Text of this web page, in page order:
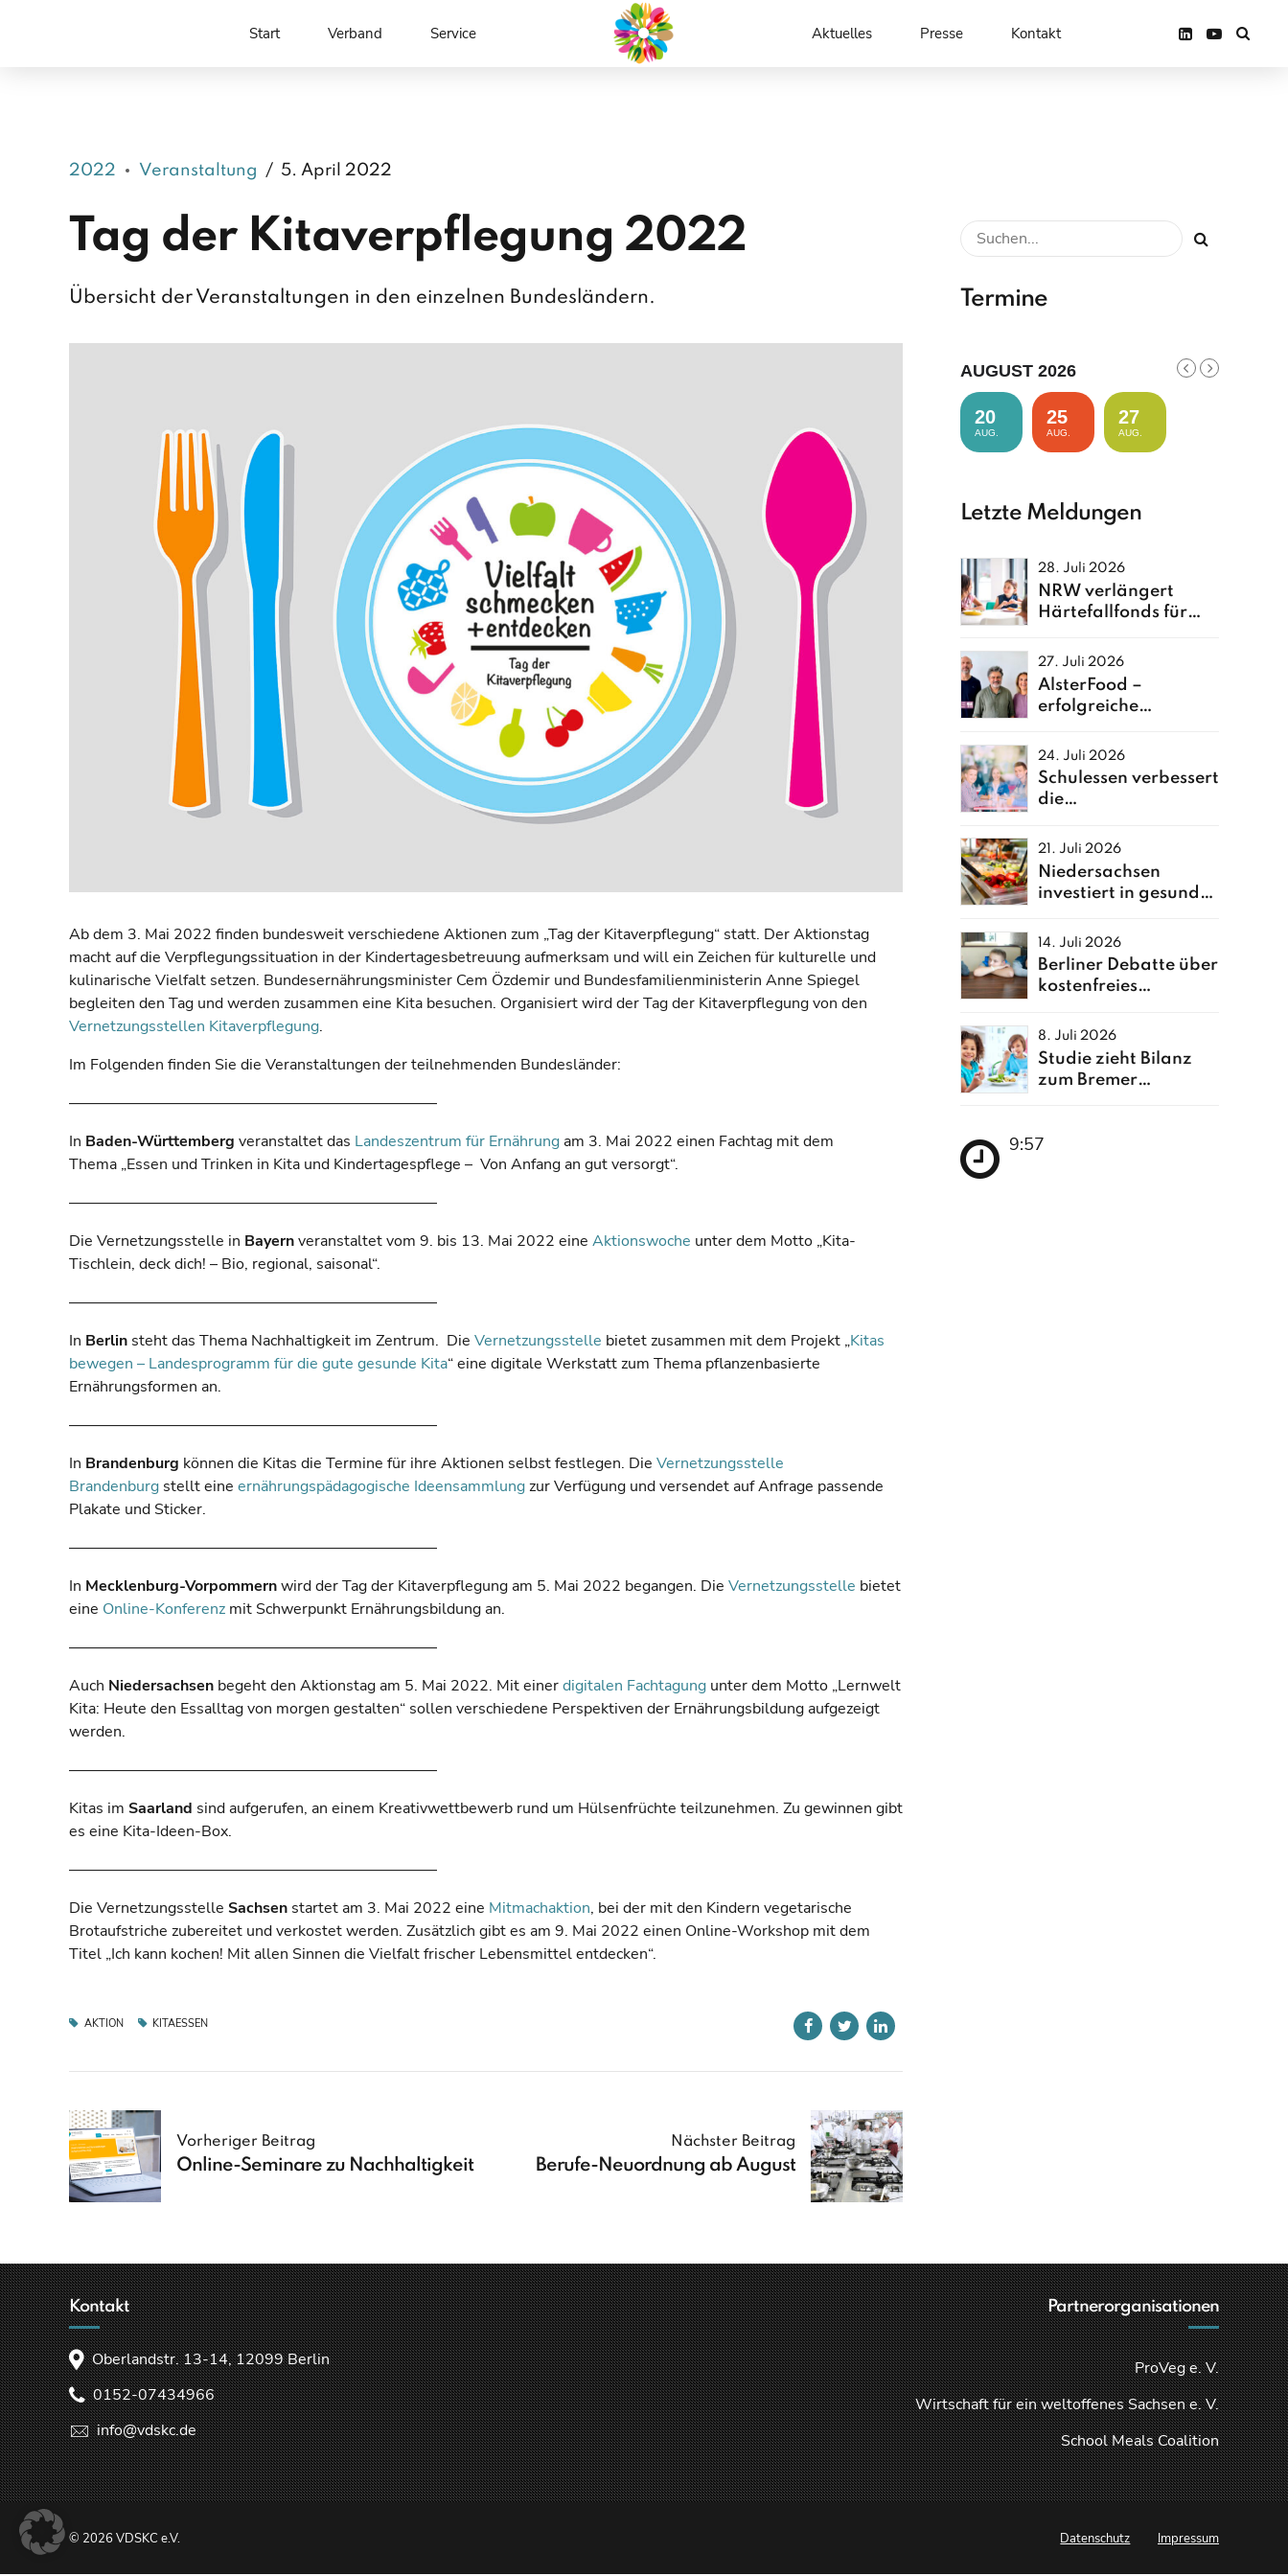
Start Verband Service Aktuelles Presse Kontakt
2022 Veranstaltung 5. April 2022
Tag der Kitaverpflegung 2022
Übersicht der Veranstaltungen in den einzelnen Bundesländern.
Ab dem 3. Mai 2022 finden bundesweit verschiedene Aktionen zum „Tag der Kitaverpflegung“ statt. Der Aktionstag
macht auf die Verpflegungssituation in der Kindertagesbetreuung aufmerksam und will ein Zeichen für kulturelle und
kulinarische Vielfalt setzen. Bundesernährungsminister Cem Özdemir und Bundesfamilienministerin Anne Spiegel
begleiten den Tag und werden zusammen eine Kita besuchen. Organisiert wird der Tag der Kitaverpflegung von den
Vernetzungsstellen Kitaverpflegung.
Im Folgenden finden Sie die Veranstaltungen der teilnehmenden Bundesländer:
––––––––––––––––––––––––––––––––––––––––––––––––
In Baden-Württemberg veranstaltet das Landeszentrum für Ernährungam 3. Mai 2022 einen Fachtag mit dem
Thema „Essen und Trinken in Kita und Kindertagespflege – Von Anfang an gut versorgt“.
––––––––––––––––––––––––––––––––––––––––––––––––
Die Vernetzungsstelle in Bayernveranstaltet vom 9. bis 13. Mai 2022 eine Aktionswoche unter dem Motto „Kita-
Tischlein, deck dich! – Bio, regional, saisonal“.
––––––––––––––––––––––––––––––––––––––––––––––––
In Berlin steht das Thema Nachhaltigkeit im Zentrum. Die Vernetzungsstelle bietet zusammen mit dem Projekt „Kitas
bewegen – Landesprogramm für die gute gesunde Kita“ eine digitale Werkstatt zum Thema pflanzenbasierte
Ernährungsformen an.
––––––––––––––––––––––––––––––––––––––––––––––––
In Brandenburg können die Kitas die Termine für ihre Aktionen selbst festlegen. Die Vernetzungsstelle
Brandenburg stellt eine ernährungspädagogische Ideensammlungzur Verfügung und versendet auf Anfrage passende
Plakate und Sticker.
––––––––––––––––––––––––––––––––––––––––––––––––
In Mecklenburg-Vorpommernwird der Tag der Kitaverpflegung am 5. Mai 2022 begangen. Die Vernetzungsstelle bietet
eine Online-Konferenz mit Schwerpunkt Ernährungsbildung an.
––––––––––––––––––––––––––––––––––––––––––––––––
Auch Niedersachsen begeht den Aktionstag am 5. Mai 2022. Mit einerdigitalen Fachtagung unter dem Motto „Lernwelt
Kita: Heute den Essalltag von morgen gestalten“ sollen verschiedene Perspektiven der Ernährungsbildung aufgezeigt
werden.
––––––––––––––––––––––––––––––––––––––––––––––––
Kitas im Saarland sind aufgerufen, an einem Kreativwettbewerb rund um Hülsenfrüchte teilzunehmen. Zu gewinnen gibt
es eine Kita-Ideen-Box.
––––––––––––––––––––––––––––––––––––––––––––––––
Die Vernetzungsstelle Sachsen startet am 3. Mai 2022 eine Mitmachaktion, bei der mit den Kindern vegetarische
Brotaufstriche zubereitet und verkostet werden. Zusätzlich gibt es am 9. Mai 2022 einen Online-Workshop mit dem
Titel „Ich kann kochen! Mit allen Sinnen die Vielfalt frischer Lebensmittel entdecken“.
AKTION KITAESSEN
Vorheriger Beitrag
Online-Seminare zu Nachhaltigkeit
Nächster Beitrag
Berufe-Neuordnung ab August
Termine
AUGUST 2026
20
AUG.
25
AUG.
27
AUG.
Letzte Meldungen
28. Juli 2026
NRW verlängert
Härtefallfonds für
27. Juli 2026
AlsterFood –
erfolgreiche
Hamburger
Großküche
24. Juli 2026
Schulessen verbessert
die
von Kindern
21. Juli 2026
Niedersachsen
investiert in gesunde
14. Juli 2026
Berliner Debatte über
kostenfreies
entfacht
8. Juli 2026
Studie zieht Bilanz
zum Bremer
9:57
Kontakt
Oberlandstr. 13-14, 12099 Berlin
0152-07434966
info@vdskc.de
Partnerorganisationen
ProVeg e. V.
Wirtschaft für ein weltoffenes Sachsen e. V.
School Meals Coalition
© 2026 VDSKC e.V. Datenschutz Impressum